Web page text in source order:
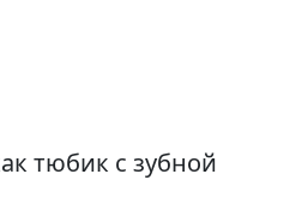
тюбик с зубной